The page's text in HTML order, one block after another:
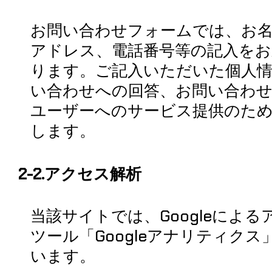
お問い合わせフォームでは、お
アドレス、電話番号等の記入を
ります。ご記入いただいた個人
い合わせへの回答、お問い合わ
ユーザーへのサービス提供のた
します。
2-2.アクセス解析
当該サイトでは、Googleによる
ツール「Googleアナリティクス
います。